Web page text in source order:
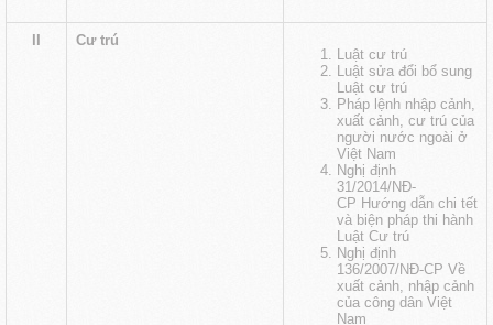
Cư trú
Luật cư trú
Luật sửa đổi bổ sung
Luật cư trú
Pháp lệnh nhập cảnh,
xuất cảnh, cư trú của
người nước ngoài ở
Việt Nam
Nghị định
31/2014/NĐ-
CP Hướng dẫn chi tết
và biện pháp thi hành
Luật Cư trú
Nghị định
136/2007/NĐ-CP Về
xuất cảnh, nhập cảnh
của công dân Việt
Nam